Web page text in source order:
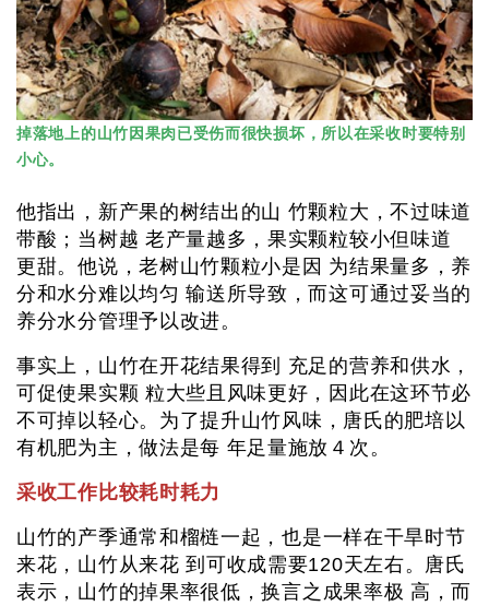
掉落地上的山竹因果肉已受伤而很快损坏，所以在采收时要特别
小心。
他指出，新产果的树结出的山 竹颗粒大，不过味道
带酸；当树越 老产量越多，果实颗粒较小但味道
更甜。他说，老树山竹颗粒小是因 为结果量多，养
分和水分难以均匀 输送所导致，而这可通过妥当的
养分水分管理予以改进。
事实上，山竹在开花结果得到 充足的营养和供水，
可促使果实颗 粒大些且风味更好，因此在这环节必
不可掉以轻心。为了提升山竹风味，唐氏的肥培以
有机肥为主，做法是每 年足量施放４次。
采收工作比较耗时耗力
山竹的产季通常和榴梿一起，也是一样在干旱时节
来花，山竹从来花 到可收成需要120天左右。唐氏
表示，山竹的掉果率很低，换言之成果率极 高，而